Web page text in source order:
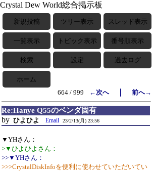
Crystal Dew World総合掲示板
新規投稿 ツリー表示 スレッド表示
一覧表示 トピック表示 番号順表示
検索 設定 過去ログ
ホーム
664 / 999
←次へ｜ 前へ→
Re:Hanye Q55のベンダ固有
by ひよひよ Email 23/2/13(月) 23:56
▼YHさん：
>▼ひよひよさん：
>>▼YHさん：
>>>CrystalDiskInfoを便利に使わせていただいてい